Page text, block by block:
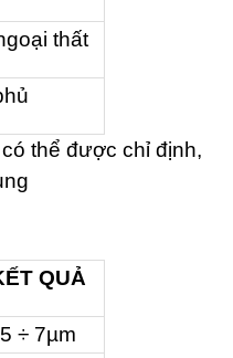
thất
thể được chỉ định,
QUẢ
5 ÷ 7µm